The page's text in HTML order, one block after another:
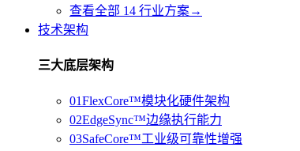
查看全部 14 行业方案→
技术架构
三大底层架构
01FlexCore™模块化硬件架构
02EdgeSync™边缘执行能力
03SafeCore™工业级可靠性增强